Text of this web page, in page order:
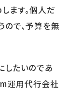
ます。個人だ
ので、予算を無
したいのであ
運用代行会社